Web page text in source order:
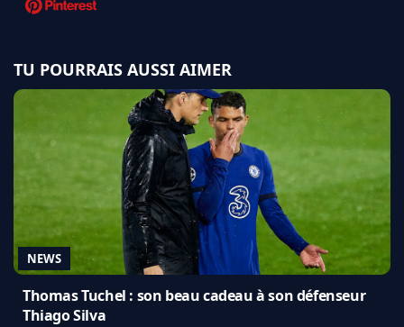
TU POURRAIS AUSSI AIMER
NEWS
Thomas Tuchel : son beau cadeau à son défenseur
Thiago Silva